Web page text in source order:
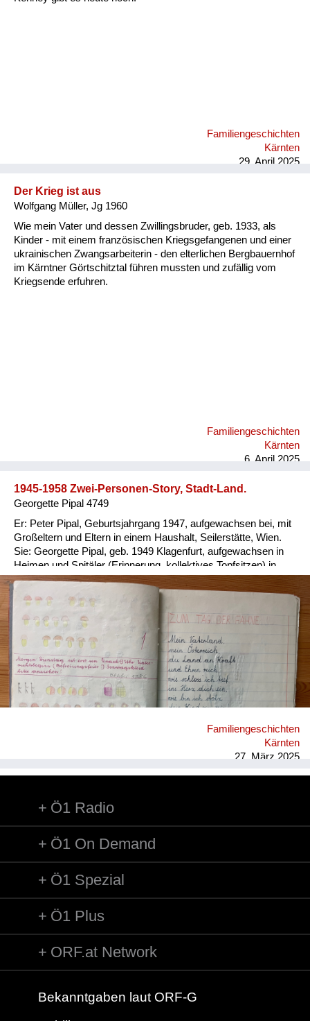
Familiengeschichten
Kärnten
29. April 2025
Der Krieg ist aus
Wolfgang Müller, Jg 1960
Wie mein Vater und dessen Zwillingsbruder, geb. 1933, als
Kinder - mit einem französischen Kriegsgefangenen und einer
ukrainischen Zwangsarbeiterin - den elterlichen Bergbauernhof
im Kärntner Görtschitztal führen mussten und zufällig vom
Kriegsende erfuhren.
Familiengeschichten
Kärnten
6. April 2025
1945-1958 Zwei-Personen-Story, Stadt-Land.
Georgette Pipal 4749
Er: Peter Pipal, Geburtsjahrgang 1947, aufgewachsen bei, mit
Großeltern und Eltern in einem Haushalt, Seilerstätte, Wien.
Sie: Georgette Pipal, geb. 1949 Klagenfurt, aufgewachsen in
Heimen und Spitäler (Erinnerung, kollektives Topfsitzen) in
Wien und NÖ, 1954/56 Adoptivfamilie. Er: Ein wohlbehütetes,
wohlgenährtes, übergewichtiges Kind; die Meinung der
abgemagerten Groß-Eltern, man braucht Reserven für alle
Fälle. Sie: 1951 abgenommenes, abgegebenes
Besatzungskind (Vater Brite, Mutter Deutsche in Ö.), in
Kinder-übernahmestelle der Stadt Wien, Lustkandelgasse
gelandet; Eltern und Adoption unbekannt; nach später
Recherche via Jugendamt Wien 1997 und Rotes Kreuz 2014
Daten zur eigenen Person erhalten. Er: Als Kind striktes
Verbot, wegen Verletzungsgefahr, Gebäuderuinen zu betreten;
gerodelt, auch im nahen Stadtpark; on top im Wohnhaus
wurden Hühner und Hasen gehalten, das Nebenhaus war eine
Familiengeschichten
Kärnten
27. März 2025
Ö1 Radio
Ö1 On Demand
Ö1 Spezial
Ö1 Plus
ORF.at Network
Bekanntgaben laut ORF-G